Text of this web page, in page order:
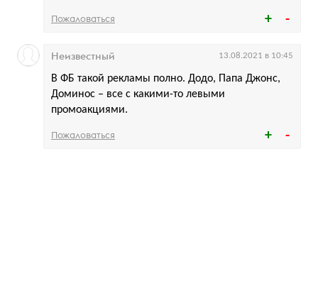
Пожаловаться
В ФБ такой рекламы полно. Додо, Папа Джонс,
Доминос – все с какими-то левыми
промоакциями.
Неизвестный 13.08.2021 в 10:45
Пожаловаться